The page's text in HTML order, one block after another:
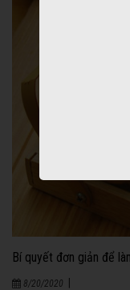
Bí quyết đơn giản để
8/20/2020